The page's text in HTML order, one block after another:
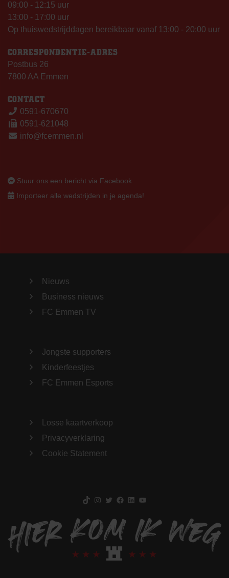
09:00 - 12:15 uur
13:00 - 17:00 uur
Op thuiswedstrijddagen bereikbaar vanaf 13:00 - 20:00 uur
CORRESPONDENTIE-ADRES
Postbus 26
7800 AA Emmen
CONTACT
0591-670670
0591-621048
info@fcemmen.nl
Stuur ons een bericht via Facebook
Importeer alle wedstrijden in je agenda!
Nieuws
Business nieuws
FC Emmen TV
Jongste supporters
Kinderfeestjes
FC Emmen Esports
Losse kaartverkoop
Privacyverklaring
Cookie Statement